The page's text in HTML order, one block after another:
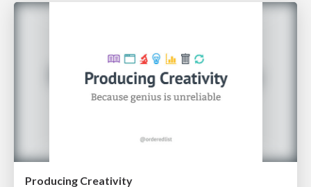
Producing Creativity